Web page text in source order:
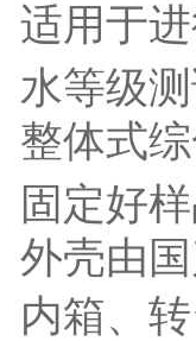
适用于
水等级
整体式
固定好
外壳由
内箱、